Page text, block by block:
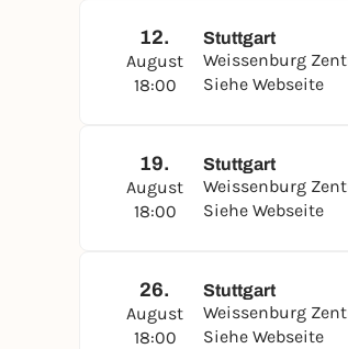
12.
August
18:00
Stuttgart
Weissenburg
Siehe Webseite
19.
August
18:00
Stuttgart
Weissenburg
Siehe Webseite
26.
August
18:00
Stuttgart
Weissenburg
Siehe Webseite